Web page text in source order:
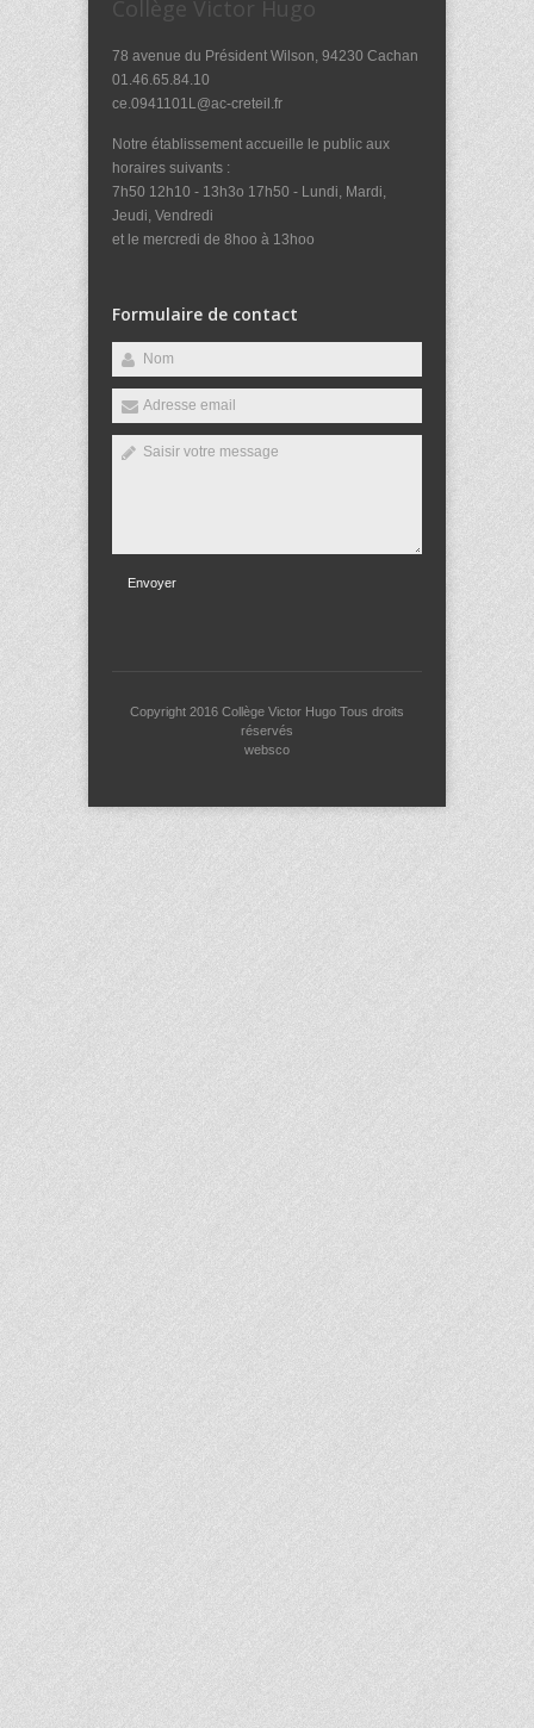
Collège Victor Hugo
78 avenue du Président Wilson, 94230 Cachan
01.46.65.84.10
ce.0941101L@ac-creteil.fr
Notre établissement accueille le public aux
horaires suivants :
7h50 12h10 - 13h3o 17h50 - Lundi, Mardi,
Jeudi, Vendredi
et le mercredi de 8hoo à 13hoo
Formulaire de contact
Envoyer
Copyright 2016 Collège Victor Hugo Tous droits
réservés
websco